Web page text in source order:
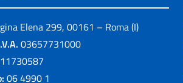
Elena 299, 00161 – Roma (I)
03657731000
06 4990 1